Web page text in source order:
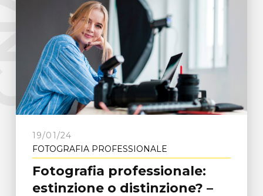
19/01/24
FOTOGRAFIA PROFESSIONALE
Fotografia professionale:
estinzione o distinzione? –